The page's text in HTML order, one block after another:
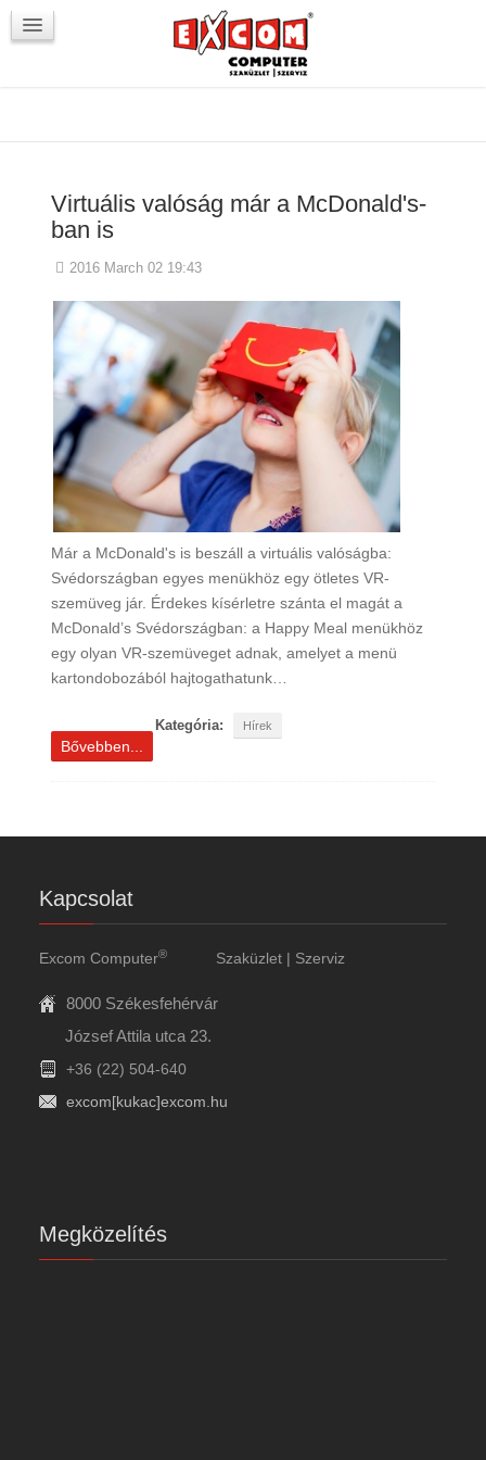
VörösmartyKOCKA
Virtuális valóság már a McDonald's-
ban is
2016 March 02 19:43
Már a McDonald's is beszáll a virtuális valóságba:
Svédországban egyes menükhöz egy ötletes VR-
szemüveg jár. Érdekes kísérletre szánta el magát a
McDonald’s Svédországban: a Happy Meal menükhöz
egy olyan VR-szemüveget adnak, amelyet a menü
kartondobozából hajtogathatunk…
Kategória: Hírek
Bővebben...
Kapcsolat
Excom Computer® Szaküzlet | Szerviz
8000 Székesfehérvár
József Attila utca 23.
+36 (22) 504-640
excom[kukac]excom.hu
Megközelítés